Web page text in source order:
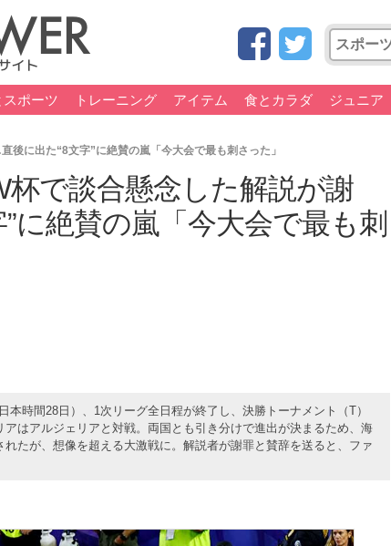
スポーツ トレーニング アイテム 食とカラダ ジュニア
に出た“8文字”に絶賛の嵐「今大会で最も刺さった」
で談合懸念した解説が謝
に絶賛の嵐「今大会で最も刺
時間28日）、1次リーグ全日程が終了し、決勝トーナメント（T）
はアルジェリアと対戦。両国とも引き分けで進出が決まるため、海
たが、想像を超える大激戦に。解説者が謝罪と賛辞を送ると、ファ